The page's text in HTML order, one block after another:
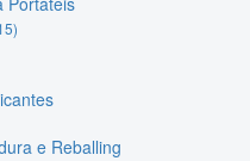
e Reballing